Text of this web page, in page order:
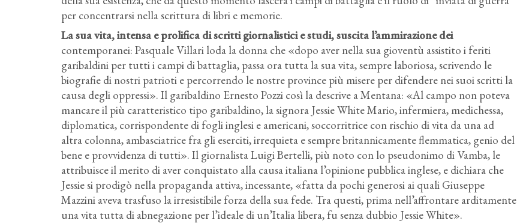
per concentrarsi nella scrittura di libri e memorie.
La sua vita, intensa e prolifica di scritti giornalistici e studi, suscita l’ammirazione dei
contemporanei: Pasquale Villari loda la donna che «dopo aver nella sua gioventù assistito i feriti
garibaldini per tutti i campi di battaglia, passa ora tutta la sua vita, sempre laboriosa, scrivendo le
biografie di nostri patrioti e percorrendo le nostre province più misere per difendere nei suoi scritti la
causa degli oppressi». Il garibaldino Ernesto Pozzi così la descrive a Mentana: «Al campo non poteva
mancare il più caratteristico tipo garibaldino, la signora Jessie White Mario, infermiera, medichessa,
diplomatica, corrispondente di fogli inglesi e americani, soccorritrice con rischio di vita da una ad
altra colonna, ambasciatrice fra gli eserciti, irrequieta e sempre britannicamente flemmatica, genio del
bene e provvidenza di tutti». Il giornalista Luigi Bertelli, più noto con lo pseudonimo di Vamba, le
attribuisce il merito di aver conquistato alla causa italiana l’opinione pubblica inglese, e dichiara che
Jessie si prodigò nella propaganda attiva, incessante, «fatta da pochi generosi ai quali Giuseppe
Mazzini aveva trasfuso la irresistibile forza della sua fede. Tra questi, prima nell’affrontare arditamente
una vita tutta di abnegazione per l’ideale di un’Italia libera, fu senza dubbio Jessie White».